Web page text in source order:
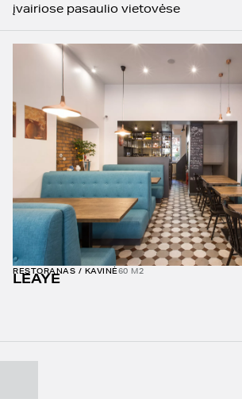
įvairiose pasaulio vietovėse
RESTORANAS / KAVINĖ60 M2
LEAYE